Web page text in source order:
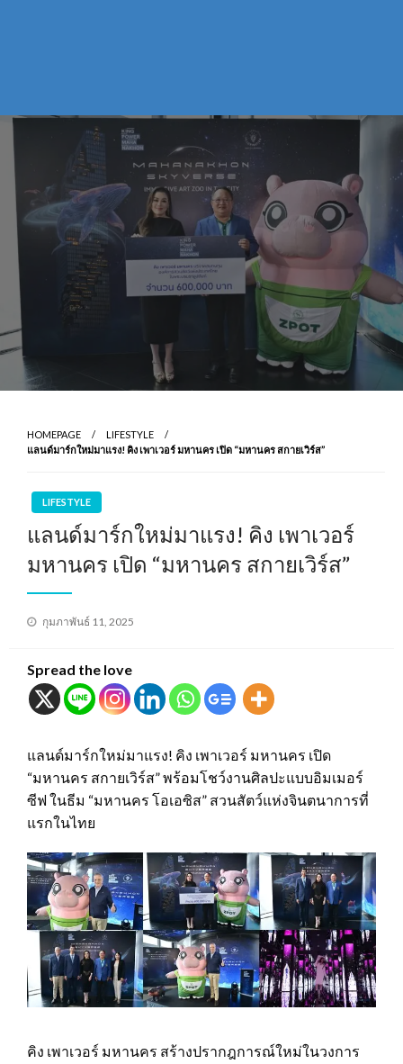
HOMEPAGE
LIFESTYLE
แลนด์มาร์กใหม่มาแรง! คิง เพาเวอร์ มหานคร เปิด “มหานคร สกายเวิร์ส”
LIFESTYLE
แลนด์มาร์กใหม่มาแรง! คิง เพาเวอร์
มหานคร เปิด “มหานคร สกายเวิร์ส”
Posted
กุมภาพันธ์ 11, 2025
Spread the love
แลนด์มาร์กใหม่มาแรง! คิง เพาเวอร์ มหานคร เปิด
“มหานคร สกายเวิร์ส” พร้อมโชว์งานศิลปะแบบอิมเมอร์
ซีฟ ในธีม “มหานคร โอเอซิส” สวนสัตว์แห่งจินตนาการที่
แรกในไทย
คิง เพาเวอร์ มหานคร สร้างปรากฎการณ์ใหม่ในวงการ